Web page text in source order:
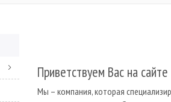
Приветствуем Вас на
Мы – компания, которая